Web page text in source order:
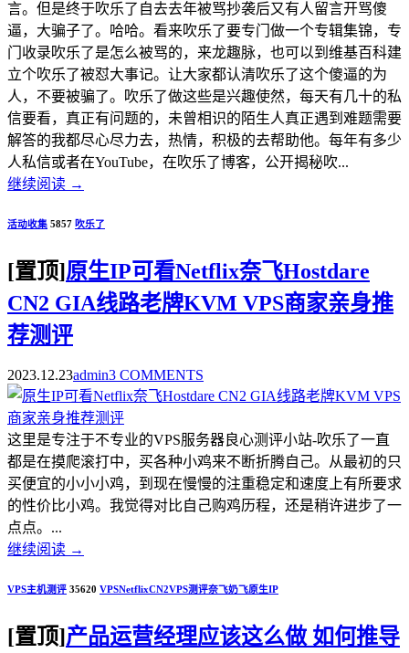
言。但是终于吹乐了自去去年被骂抄袭后又有人留言开骂傻
逼，大骗子了。哈哈。看来吹乐了要专门做一个专辑集锦，专
门收录吹乐了是怎么被骂的，来龙趣脉，也可以到维基百科建
立个吹乐了被怼大事记。让大家都认清吹乐了这个傻逼的为
人，不要被骗了。吹乐了做这些是兴趣使然，每天有几十的私
信要看，真正有问题的，未曾相识的陌生人真正遇到难题需要
解答的我都尽心尽力去，热情，积极的去帮助他。每年有多少
人私信或者在YouTube，在吹乐了博客，公开揭秘吹...
继续阅读 →
活动收集 5857 吹乐了
[置顶]原生IP可看Netflix奈飞Hostdare
CN2 GIA线路老牌KVM VPS商家亲身推
荐测评
2023.12.23admin3 COMMENTS
这里是专注于不专业的VPS服务器良心测评小站-吹乐了一直
都是在摸爬滚打中，买各种小鸡来不断折腾自己。从最初的只
买便宜的小小小鸡，到现在慢慢的注重稳定和速度上有所要求
的性价比小鸡。我觉得对比自己购鸡历程，还是稍许进步了一
点点。...
继续阅读 →
VPS主机测评 35620 VPSNetflixCN2VPS测评奈飞奶飞原生IP
[置顶]产品运营经理应该这么做 如何推导